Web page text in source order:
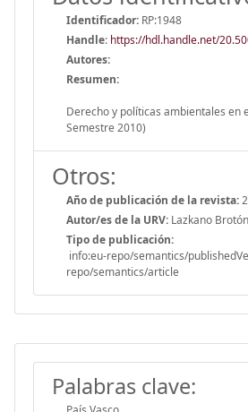
Identificador: RP:1948
Handle: https://hdl.handle.net/
Autores:
Resumen:
Derecho y políticas ambientales en
Semestre 2010)
Otros:
Año de publicación de la revista:
Autor/es de la URV: Lazkano
Tipo de publicación:
info:eu-repo/semantics/
repo/semantics/article
Palabras clave: